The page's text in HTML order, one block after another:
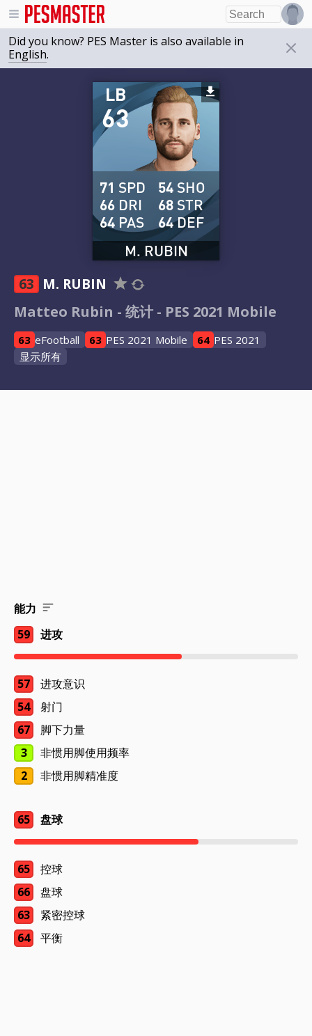
Did you know? PES Master is also available in
English.
63
LB
M. RUBIN
71 SPD
66 DRI
64 PAS
54 SHO
68 STR
64DEF
63 M. RUBIN
Matteo Rubin - 统计 - PES 2021 Mobile
63 eFootball 63 PES 2021 Mobile 64 PES 2021
显示所有
能力
59
进攻
57
进攻意识
54
射门
67
脚下力量
3
非惯用脚使用频率
2
非惯用脚精准度
65 盘球
65
控球
66
盘球
63
紧密控球
64
平衡